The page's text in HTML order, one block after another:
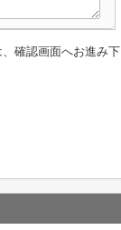
確認画面へお進み下